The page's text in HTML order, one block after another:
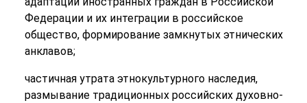
Федерации и их интеграции в российское
общество, формирование замкнутых этнических
анклавов;
частичная утрата этнокультурного наследия,
размывание традиционных российских духовно-